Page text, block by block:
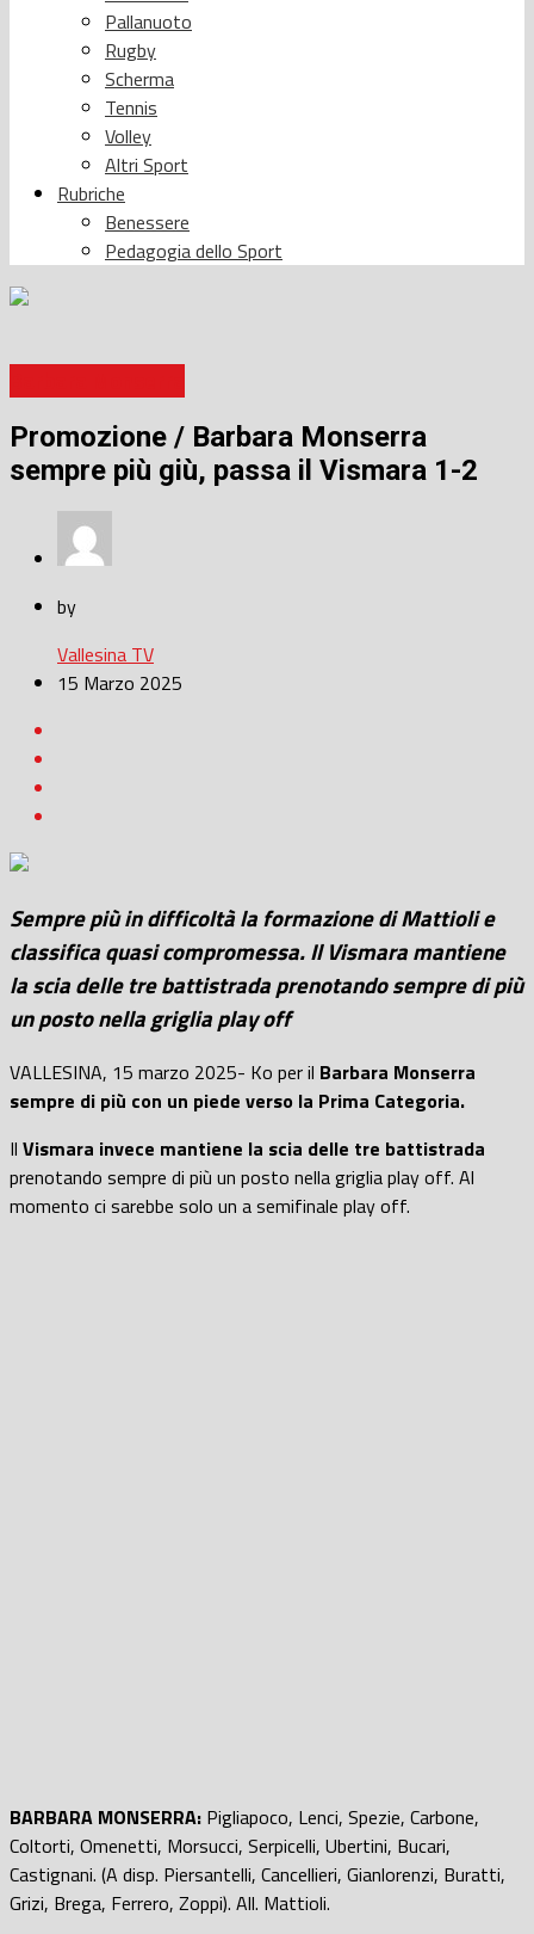
Pallanuoto
Rugby
Scherma
Tennis
Volley
Altri Sport
Rubriche
Benessere
Pedagogia dello Sport
Promozione / Barbara Monserra
sempre più giù, passa il Vismara 1-2
by
Vallesina TV
15 Marzo 2025
Sempre più in difficoltà la formazione di Mattioli e
classifica quasi compromessa. Il Vismaramantiene
la scia delle tre battistradaprenotando sempre di più
un posto nella griglia play off
VALLESINA, 15 marzo 2025- Ko per il Barbara Monserra
sempre di più con un piede verso la Prima Categoria.
Il Vismara invece mantiene la scia delle tre battistrada
prenotando sempre di più un posto nella griglia play off. Al
momento ci sarebbe solo un a semifinale play off.
BARBARA MONSERRA: Pigliapoco, Lenci, Spezie, Carbone,
Coltorti, Omenetti, Morsucci, Serpicelli, Ubertini, Bucari,
Castignani. (A disp. Piersantelli, Cancellieri, Gianlorenzi, Buratti,
Grizi, Brega, Ferrero, Zoppi). All. Mattioli.